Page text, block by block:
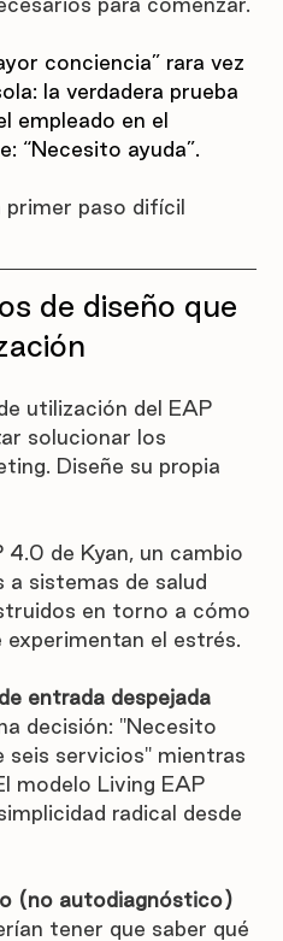
conciencia” rara vez
la verdadera prueba
empleado en el
“Necesito ayuda”.
primer paso difícil
de diseño que
utilización del EAP
solucionar los
Diseñe su propia
4.0 de Kyan, un cambio
a sistemas de salud
en torno a cómo
el estrés.
entrada despejada
decisión: "Necesito
seis servicios" mientras
modelo Living EAP
radical desde
(no autodiagnóstico)
tener que saber qué